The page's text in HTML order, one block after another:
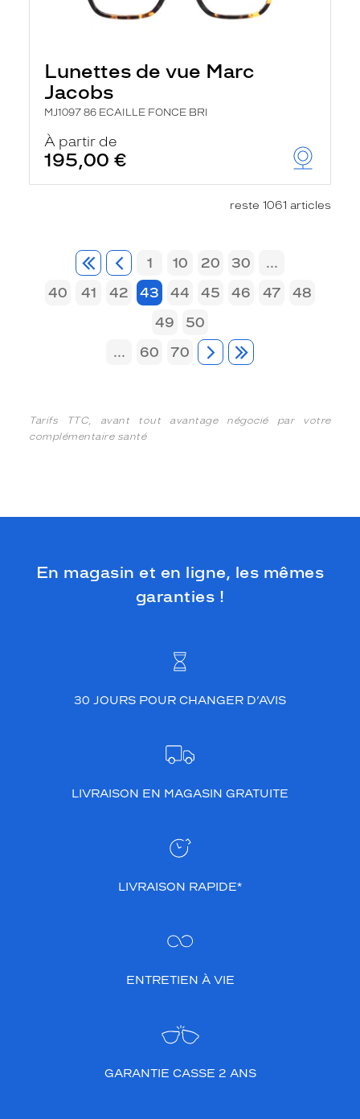
Lunettes de vue Marc
Jacobs
MJ1097 86 ECAILLE FONCE BRI
À partir de
195,00 €
reste 1061 articles
1 10 20 30
...
40
41 42 43 44 45 46 47
48
49
50
...
60 70
Tarifs TTC, avant tout avantage négocié par votre
complémentaire santé
En magasin et en ligne, les mêmes
garanties !
30 JOURS POUR CHANGER D’AVIS
LIVRAISON EN MAGASIN GRATUITE
LIVRAISON RAPIDE*
ENTRETIEN À VIE
GARANTIE CASSE 2 ANS